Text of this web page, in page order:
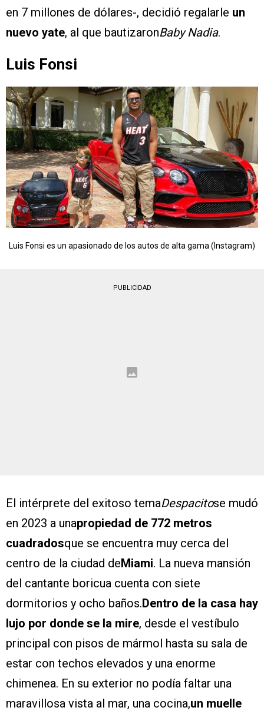
en 7 millones de dólares-, decidió regalarle un
nuevo yate, al que bautizaronBaby Nadia.
Luis Fonsi
Luis Fonsi es un apasionado de los autos de alta gama (Instagram)
PUBLICIDAD
El intérprete del exitoso temaDespacitose mudó
en 2023 a unapropiedad de 772 metros
cuadradosque se encuentra muy cerca del
centro de la ciudad deMiami. La nueva mansión
del cantante boricua cuenta con siete
dormitorios y ocho baños.Dentro de la casa hay
lujo por donde se la mire, desde el vestíbulo
principal con pisos de mármol hasta su sala de
estar con techos elevados y una enorme
chimenea. En su exterior no podía faltar una
maravillosa vista al mar, una cocina,un muelle